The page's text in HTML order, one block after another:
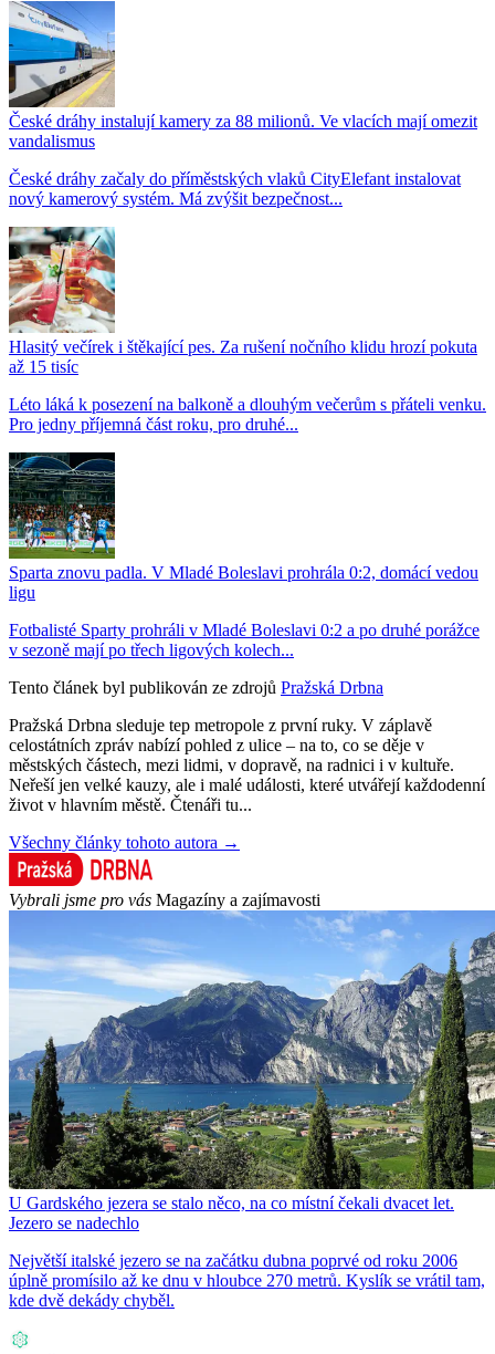
České dráhy instalují kamery za 88 milionů. Ve vlacích mají omezit
vandalismus
České dráhy začaly do příměstských vlaků CityElefant instalovat
nový kamerový systém. Má zvýšit bezpečnost...
Hlasitý večírek i štěkající pes. Za rušení nočního klidu hrozí pokuta
až 15 tisíc
Léto láká k posezení na balkoně a dlouhým večerům s přáteli venku.
Pro jedny příjemná část roku, pro druhé...
Sparta znovu padla. V Mladé Boleslavi prohrála 0:2, domácí vedou
ligu
Fotbalisté Sparty prohráli v Mladé Boleslavi 0:2 a po druhé porážce
v sezoně mají po třech ligových kolech...
Tento článek byl publikován ze zdrojů Pražská Drbna
Pražská Drbna sleduje tep metropole z první ruky. V záplavě
celostátních zpráv nabízí pohled z ulice – na to, co se děje v
městských částech, mezi lidmi, v dopravě, na radnici i v kultuře.
Neřeší jen velké kauzy, ale i malé události, které utvářejí každodenní
život v hlavním městě. Čtenáři tu...
Všechny články tohoto autora →
Vybrali jsme pro vás Magazíny a zajímavosti
U Gardského jezera se stalo něco, na co místní čekali dvacet let.
Jezero se nadechlo
Největší italské jezero se na začátku dubna poprvé od roku 2006
úplně promísilo až ke dnu v hloubce 270 metrů. Kyslík se vrátil tam,
kde dvě dekády chyběl.